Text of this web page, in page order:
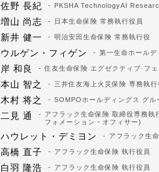
佐野 長紀 PKSHA TechnologyAI
増山 尚志 日本生命保険 常務執行役員
新井 健一 明治安田生命保険 常務執行役
ウルゲン・フィゲン 第一生命ホール
岸 和良 住友生命保険 エグゼクティブ·フ
本山 智之 三井住友海上火災保険 専務執
木村 将之 SOMPOホールディングス グ
二見 通
アフラック生命保険 取締役専務
フォメーション・オフィサー)
ハウレット・デミヨン アフラック生
高橋 直子 アフラック生命保険 執行役員
白羽 隆浩 アフラック生命保険 執行役員